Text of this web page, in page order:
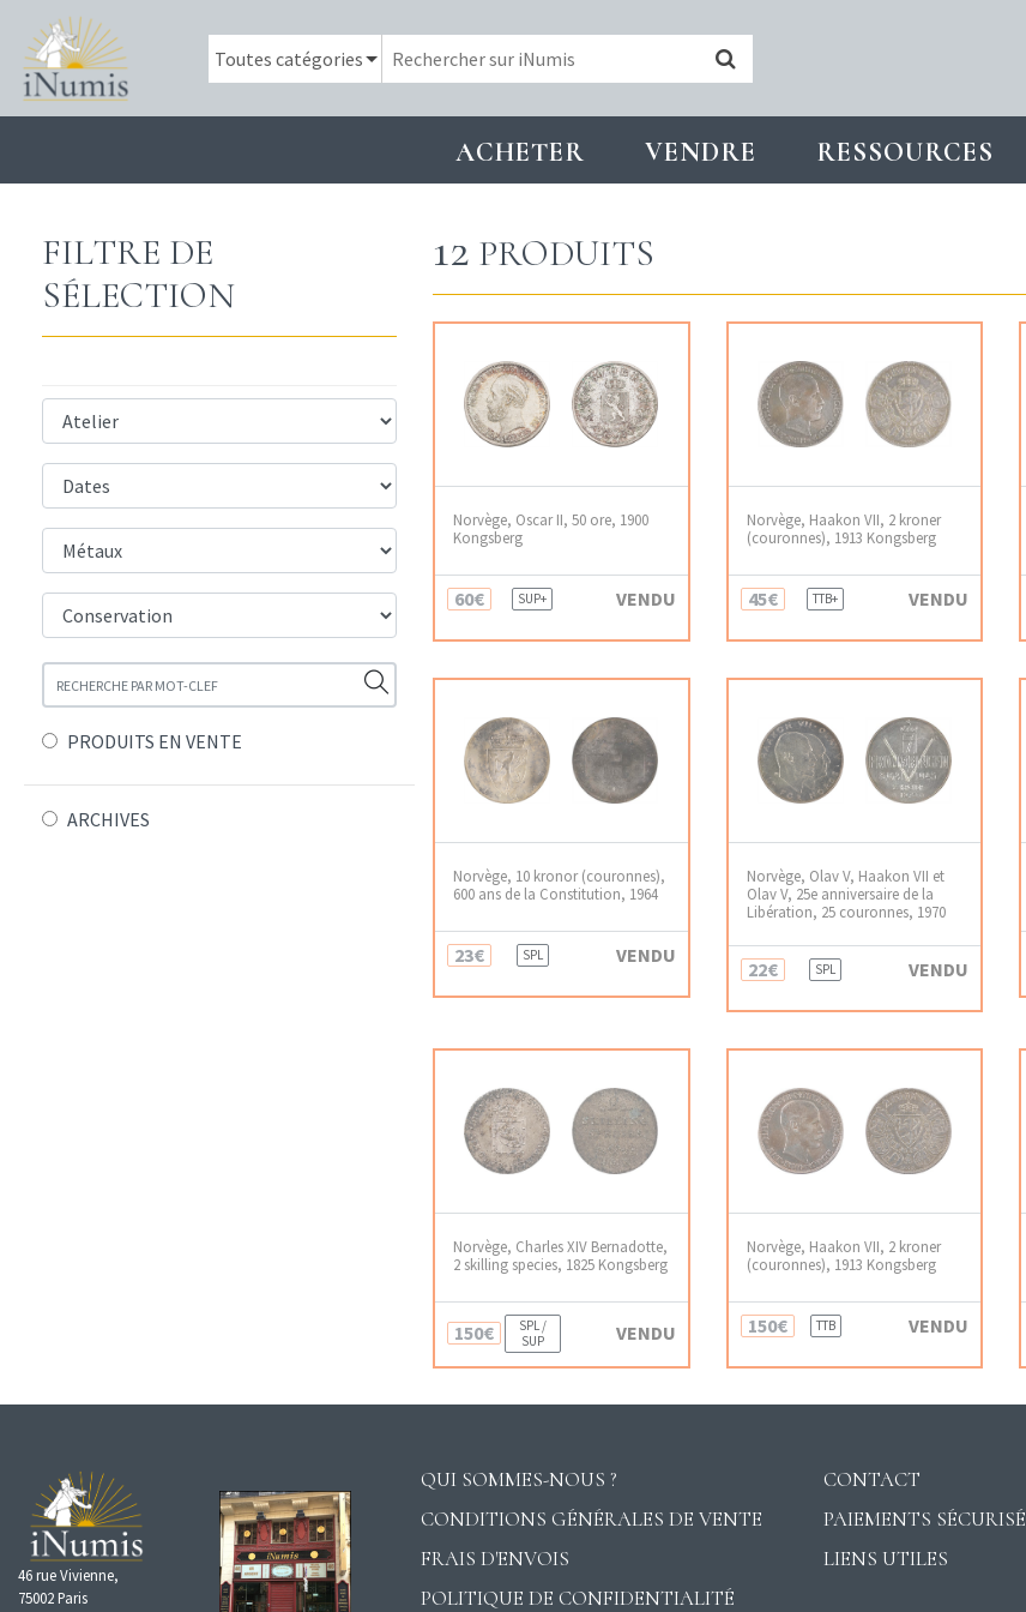
ACHETER VENDRE RESSOURCES
FILTRE DE
SÉLECTION
PRODUITS EN VENTE
ARCHIVES
12 PRODUITS
Norvège, Oscar II, 50 ore, 1900
Kongsberg
60€ SUP+ VENDU
Norvège, Haakon VII, 2 kroner
(couronnes), 1913 Kongsberg
45€ TTB+ VENDU
Norvège, 10 kronor (couronnes),
600 ans de la Constitution, 1964
23€ SPL VENDU
Norvège, Olav V, Haakon VII et
Olav V, 25e anniversaire de la
Libération, 25 couronnes, 1970
22€ SPL VENDU
Norvège, Charles XIV Bernadotte,
2 skilling species, 1825 Kongsberg
150€
SPL /
SUP
VENDU
Norvège, Haakon VII, 2 kroner
(couronnes), 1913 Kongsberg
150€ TTB VENDU
46 rue Vivienne,
75002 Paris
QUI SOMMES-NOUS ?
CONDITIONS GÉNÉRALES DE VENTE
FRAIS D'ENVOIS
POLITIQUE DE CONFIDENTIALITÉ
CONTACT
PAIEMENTS SÉCURISÉ
LIENS UTILES